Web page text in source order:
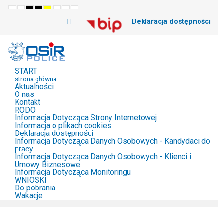
Default
Night
HighHighHigh
Contrast
Yellow
Set
Smaller
Font
Set
Default
Font
Set
Font
Deklaracja dostępności
START
strona główna
Aktualności
O nas
Kontakt
RODO
Informacja Dotycząca Strony Internetowej
Informacja o plikach cookies
Deklaracja dostępności
Informacja Dotycząca Danych Osobowych - Kandydaci do
pracy
Informacja Dotycząca Danych Osobowych - Klienci i
Umowy Biznesowe
Informacja Dotycząca Monitoringu
WNIOSKI
Do pobrania
Wakacje